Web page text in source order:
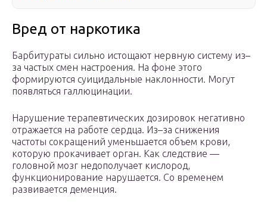
Вред от наркотика
Барбитураты сильно истощают нервную систему из–
за частых смен настроения. На фоне этого
формируются суицидальные наклонности. Могут
появляться галлюцинации.
Нарушение терапевтических дозировок негативно
отражается на работе сердца. Из–за снижения
частоты сокращений уменьшается объем крови,
которую прокачивает орган. Как следствие —
головной мозг недополучает кислород,
функционирование нарушается. Со временем
развивается деменция.